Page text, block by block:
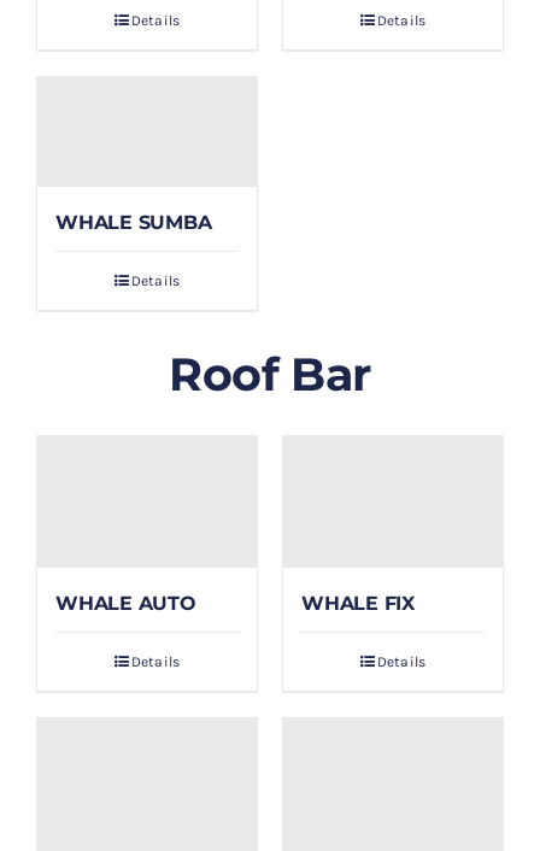
Details Details
WHALE SUMBA
Details
Roof Bar
WHALE AUTO
Details
WHALE FIX
Details